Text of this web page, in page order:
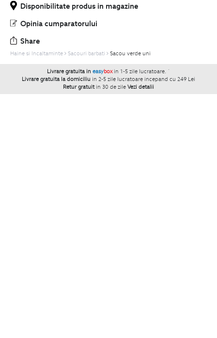
Disponibilitate produs in magazine
Opinia cumparatorului
Share
Haine si Incaltaminte Sacouri barbati Sacou verde uni
Livrare gratuita in easybox in 1-5 zile lucratoare. `
Livrare gratuita la domiciliu in 2-5 zile lucratoare incepand cu 249 Lei
Retur gratuit in 30 de zile Vezi detalii